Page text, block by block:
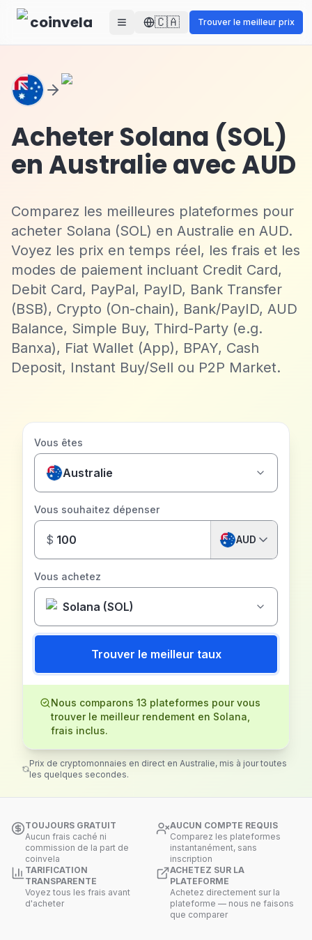
Skip to main content
coinvela 🇨🇦 Trouver le meilleur prix
Acheter Solana (SOL)
en Australie avec AUD
Comparez les meilleures plateformes pour
acheter Solana (SOL) en Australie en AUD.
Voyez les prix en temps réel, les frais et les
modes de paiement incluant Credit Card,
Debit Card, PayPal, PayID, Bank Transfer
(BSB), Crypto (On-chain), Bank/PayID, AUD
Balance, Simple Buy, Third-Party (e.g.
Banxa), Fiat Wallet (App), BPAY, Cash
Deposit, Instant Buy/Sell ou P2P Market.
Vous êtes
Australie
Vous souhaitez dépenser
$ AUD
Vous achetez
Solana (SOL)
Trouver le meilleur taux
Nous comparons 13 plateformes pour vous
trouver le meilleur rendement en Solana,
frais inclus.
Prix de cryptomonnaies en direct en Australie, mis à jour toutes
les quelques secondes.
TOUJOURS GRATUIT
Aucun frais caché ni
commission de la part de
coinvela
AUCUN COMPTE REQUIS
Comparez les plateformes
instantanément, sans
inscription
TARIFICATION
TRANSPARENTE
Voyez tous les frais avant
d'acheter
ACHETEZ SUR LA
PLATEFORME
Achetez directement sur la
plateforme — nous ne faisons
que comparer